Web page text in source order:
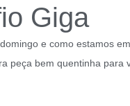
Giga
e como estamos
peça bem quentinha